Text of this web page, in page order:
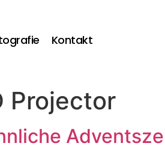
Kontakt
Projector